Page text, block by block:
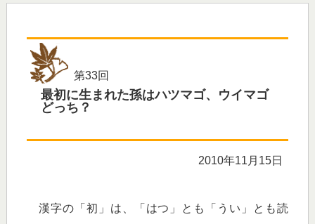
第33回
最初に生まれた孫はハツマゴ、ウイマゴ
どっち？
2010年11月15日
漢字の「初」は、「はつ」とも「うい」とも読